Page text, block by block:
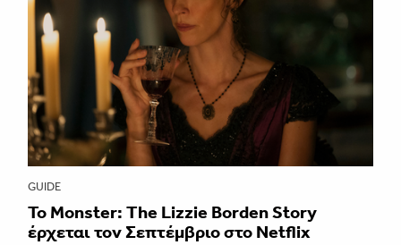
GUIDE
Το Monster: The Lizzie Borden Story
έρχεται τον Σεπτέμβριο στο Netflix